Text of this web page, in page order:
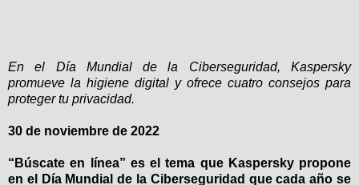
En el Día Mundial de la Ciberseguridad, Kaspersky
promueve la higiene digital y ofrece cuatro consejos para
proteger tu privacidad.
30 de noviembre de 2022
“Búscate en línea” es el tema que Kaspersky propone
en el Día Mundial de la Ciberseguridad que cada año se